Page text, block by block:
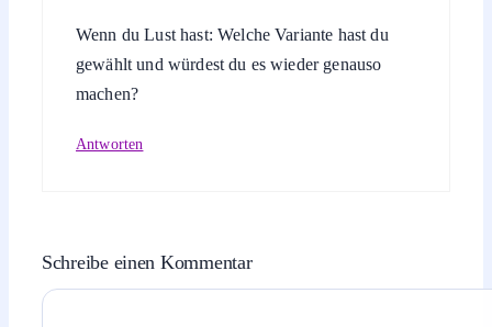
Wenn du Lust hast: Welche Variante hast du
gewählt und würdest du es wieder genauso
machen?
Antworten
Schreibe einen Kommentar
Kommentar